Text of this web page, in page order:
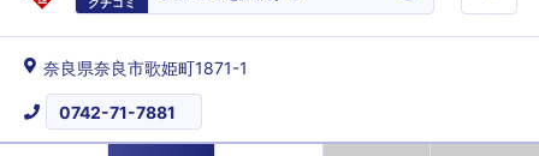
奈良県奈良市歌姫町1871-1
0742-71-7881